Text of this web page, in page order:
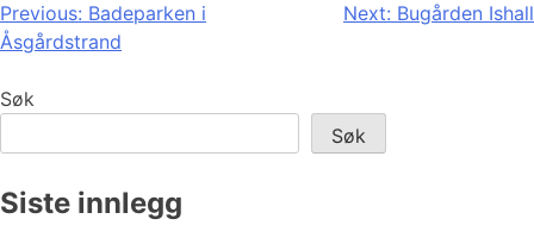
Innleggsnavigasjon
Previous: Badeparken i
Åsgårdstrand
Next: Bugården Ishall
Søk
Søk
Siste innlegg